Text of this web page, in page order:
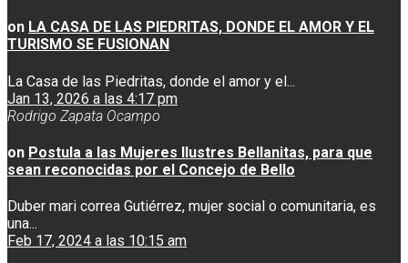
on LA CASA DE LAS PIEDRITAS, DONDE EL AMOR Y EL
TURISMO SE FUSIONAN
La Casa de las Piedritas, donde el amor y el...
Jan 13, 2026 a las 4:17 pm
Rodrigo Zapata Ocampo
on Postula a las Mujeres Ilustres Bellanitas, para que
sean reconocidas por el Concejo de Bello
Duber mari correa Gutiérrez, mujer social o comunitaria, es
una...
Feb 17, 2024 a las 10:15 am